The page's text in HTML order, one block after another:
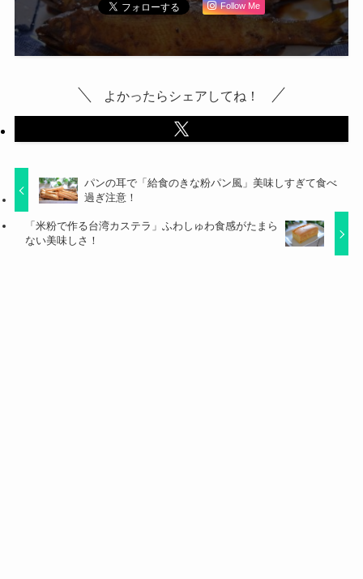
Follow Me
よかったらシェアしてね！
パンの耳で「給食のきな粉パン風」美味しすぎて食べ
過ぎ注意！
「米粉で作る台湾カステラ」ふわしゅわ食感がたまら
ない美味しさ！